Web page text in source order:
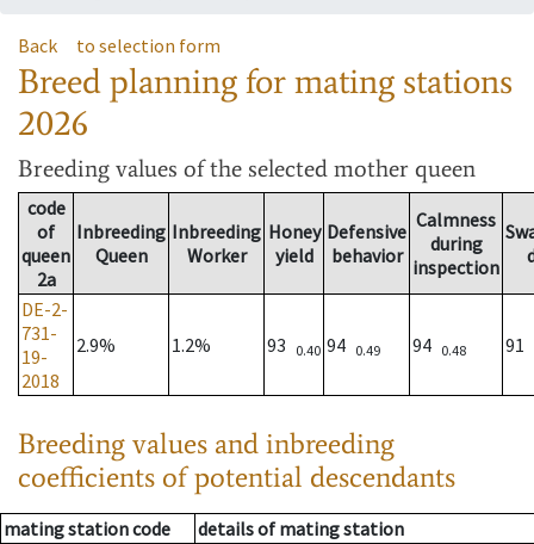
Back to selection form
Breed planning for mating stations
2026
Breeding values of the selected mother queen
code
of
queen
2a
Inbreeding
Queen
Inbreeding
Worker
Honey
yield
Defensive
behavior
Calmness
during
inspection
DE-2-
731-
19-
2018
2.9% 1.2% 93 0.40 94 0.49 94 0.48 91
Breeding values and inbreeding
coefficients of potential descendants
mating station code details of mating station